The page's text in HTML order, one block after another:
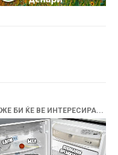
БИ ЌЕ ВЕ ИНТЕРЕСИРА...